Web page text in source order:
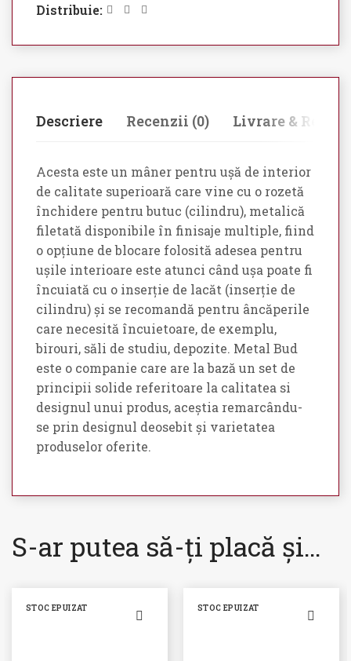
Distribuie:
Descriere Recenzii (0) Livrare & Retur
Acesta este un mâner pentru ușă de interior
de calitate superioară care vine cu o rozetă
închidere pentru butuc (cilindru), metalică
filetată disponibile în finisaje multiple, fiind
o opțiune de blocare folosită adesea pentru
ușile interioare este atunci când ușa poate fi
încuiată cu o inserție de lacăt (inserție de
cilindru) și se recomandă pentru âncăperile
care necesită încuietoare, de exemplu,
birouri, săli de studiu, depozite. Metal Bud
este o companie care are la bază un set de
principii solide referitoare la calitatea si
designul unui produs, aceștia remarcându-
se prin designul deosebit și varietatea
produselor oferite.
S-ar putea să-ți placă și…
STOC EPUIZAT STOC EPUIZAT